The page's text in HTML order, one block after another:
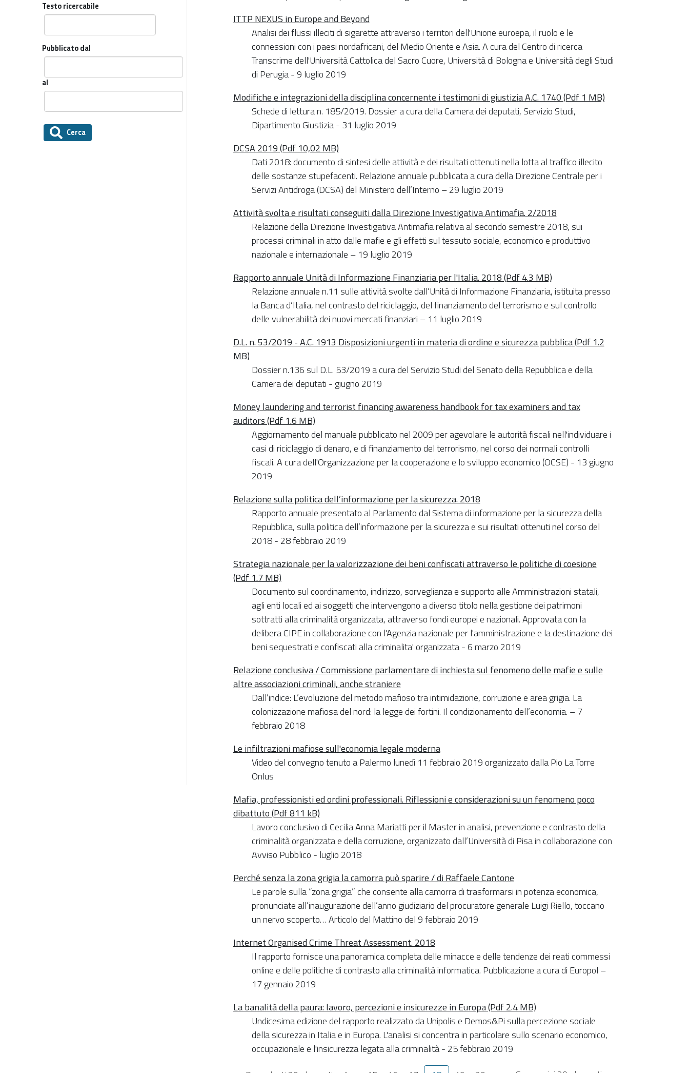
ITTP NEXUS in Europe and Beyond
Analisi dei flussi illeciti di sigarette attraverso i territori dell'Unione euroepa, il ruolo e le
connessioni con i paesi nordafricani, del Medio Oriente e Asia. A cura del Centro di ricerca
Transcrime dell'Università Cattolica del Sacro Cuore, Università di Bologna e Università degli Studi
di Perugia - 9 luglio 2019
Modifiche e integrazioni della disciplina concernente i testimoni di giustizia A.C. 1740 (Pdf 1 MB)
Schede di lettura n. 185/2019. Dossier a cura della Camera dei deputati, Servizio Studi,
Dipartimento Giustizia - 31 luglio 2019
DCSA 2019 (Pdf 10,02 MB)
Dati 2018: documento di sintesi delle attività e dei risultati ottenuti nella lotta al traffico illecito
delle sostanze stupefacenti. Relazione annuale pubblicata a cura della Direzione Centrale per i
Servizi Antidroga (DCSA) del Ministero dell’Interno – 29 luglio 2019
Attività svolta e risultati conseguiti dalla Direzione Investigativa Antimafia. 2/2018
Relazione della Direzione Investigativa Antimafia relativa al secondo semestre 2018, sui
processi criminali in atto dalle mafie e gli effetti sul tessuto sociale, economico e produttivo
nazionale e internazionale – 19 luglio 2019
Rapporto annuale Unità di Informazione Finanziaria per l'Italia. 2018 (Pdf 4.3 MB)
Relazione annuale n.11 sulle attività svolte dall’Unità di Informazione Finanziaria, istituita presso
la Banca d’Italia, nel contrasto del riciclaggio, del finanziamento del terrorismo e sul controllo
delle vulnerabilità dei nuovi mercati finanziari – 11 luglio 2019
D.L. n. 53/2019 - A.C. 1913 Disposizioni urgenti in materia di ordine e sicurezza pubblica (Pdf 1.2
MB)
Dossier n.136 sul D.L. 53/2019 a cura del Servizio Studi del Senato della Repubblica e della
Camera dei deputati - giugno 2019
Money laundering and terrorist financing awareness handbook for tax examiners and tax
auditors (Pdf 1.6 MB)
Aggiornamento del manuale pubblicato nel 2009 per agevolare le autorità fiscali nell'individuare i
casi di riciclaggio di denaro, e di finanziamento del terrorismo, nel corso dei normali controlli
fiscali. A cura dell'Organizzazione per la cooperazione e lo sviluppo economico (OCSE) - 13 giugno
2019
Relazione sulla politica dell’informazione per la sicurezza. 2018
Rapporto annuale presentato al Parlamento dal Sistema di informazione per la sicurezza della
Repubblica, sulla politica dell’informazione per la sicurezza e sui risultati ottenuti nel corso del
2018 - 28 febbraio 2019
Strategia nazionale per la valorizzazione dei beni confiscati attraverso le politiche di coesione
(Pdf 1.7 MB)
Documento sul coordinamento, indirizzo, sorveglianza e supporto alle Amministrazioni statali,
agli enti locali ed ai soggetti che intervengono a diverso titolo nella gestione dei patrimoni
sottratti alla criminalità organizzata, attraverso fondi europei e nazionali. Approvata con la
delibera CIPE in collaborazione con l'Agenzia nazionale per l'amministrazione e la destinazione dei
beni sequestrati e confiscati alla criminalita' organizzata - 6 marzo 2019
Relazione conclusiva / Commissione parlamentare di inchiesta sul fenomeno delle mafie e sulle
altre associazioni criminali, anche straniere
Dall’indice: L’evoluzione del metodo mafioso tra intimidazione, corruzione e area grigia. La
colonizzazione mafiosa del nord: la legge dei fortini. Il condizionamento dell’economia. – 7
febbraio 2018
Le infiltrazioni mafiose sull'economia legale moderna
Video del convegno tenuto a Palermo lunedì 11 febbraio 2019 organizzato dalla Pio La Torre
Onlus
Mafia, professionisti ed ordini professionali. Riflessioni e considerazioni su un fenomeno poco
dibattuto (Pdf 811 kB)
Lavoro conclusivo di Cecilia Anna Mariatti per il Master in analisi, prevenzione e contrasto della
criminalità organizzata e della corruzione, organizzato dall’Università di Pisa in collaborazione con
Avviso Pubblico - luglio 2018
Perché senza la zona grigia la camorra può sparire / di Raffaele Cantone
Le parole sulla “zona grigia” che consente alla camorra di trasformarsi in potenza economica,
pronunciate all’inaugurazione dell’anno giudiziario del procuratore generale Luigi Riello, toccano
un nervo scoperto… Articolo del Mattino del 9 febbraio 2019
Internet Organised Crime Threat Assessment. 2018
Il rapporto fornisce una panoramica completa delle minacce e delle tendenze dei reati commessi
online e delle politiche di contrasto alla criminalità informatica. Pubblicazione a cura di Europol –
17 gennaio 2019
La banalità della paura: lavoro, percezioni e insicurezze in Europa (Pdf 2.4 MB)
Undicesima edizione del rapporto realizzato da Unipolis e Demos&Pi sulla percezione sociale
della sicurezza in Italia e in Europa. L'analisi si concentra in particolare sullo scenario economico,
occupazionale e l'insicurezza legata alla criminalità - 25 febbraio 2019
Testo ricercabile
Pubblicato dal
al